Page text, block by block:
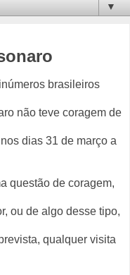
▼
brasileiros
não teve coragem de
dias 31 de março a
questão de coragem,
ou de algo desse tipo,
qualquer visita